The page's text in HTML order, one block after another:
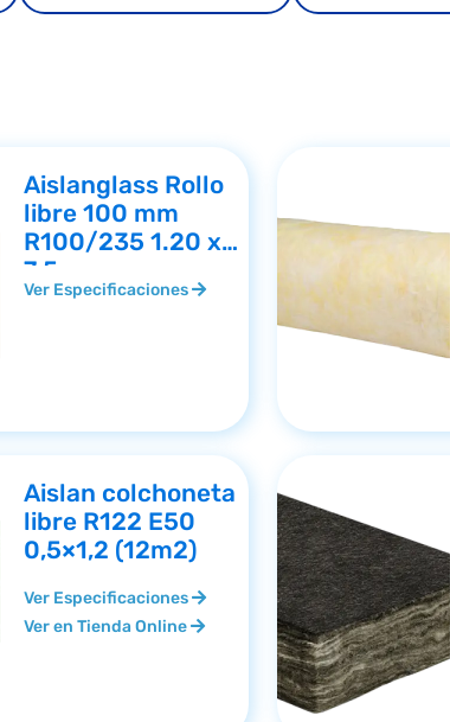
Aislanglass Rollo
libre 100 mm
R100/235 1.20 x
7.5
Ver Especificaciones
Aislan colchoneta
libre R122 E50
0,5×1,2 (12m2)
Ver Especificaciones
Ver en Tienda Online